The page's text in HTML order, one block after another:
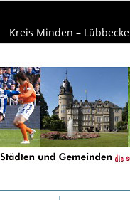
Kreis Minden – Lübbecke